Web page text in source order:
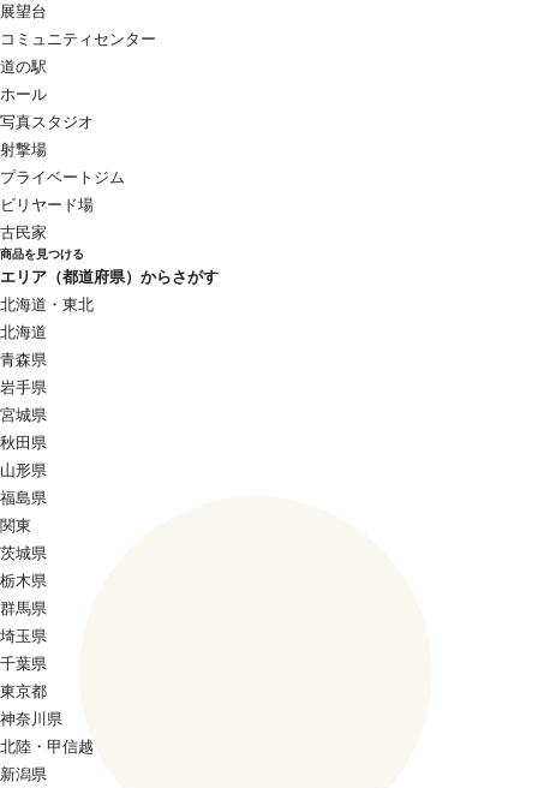
展望台
コミュニティセンター
道の駅
ホール
写真スタジオ
射撃場
プライベートジム
ビリヤード場
古民家
商品を見つける
エリア（都道府県）からさがす
北海道・東北
北海道
青森県
岩手県
宮城県
秋田県
山形県
福島県
関東
茨城県
栃木県
群馬県
埼玉県
千葉県
東京都
神奈川県
北陸・甲信越
新潟県